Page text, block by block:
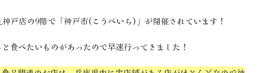
戸店の9階で「神戸市(こうべいち)」が開催されています！
食べたいものがあったので早速行ってきました！